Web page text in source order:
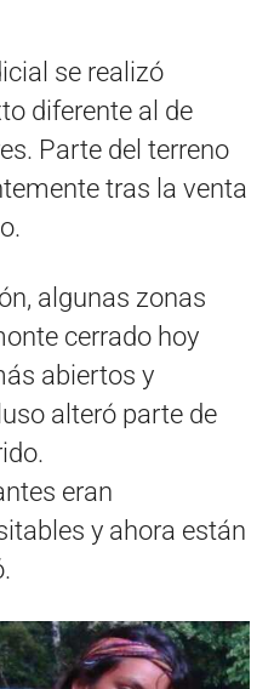
se realizó
diferente al de
Parte del terreno
tras la venta
algunas zonas
cerrado hoy
abiertos y
alteró parte de
eran
y ahora están